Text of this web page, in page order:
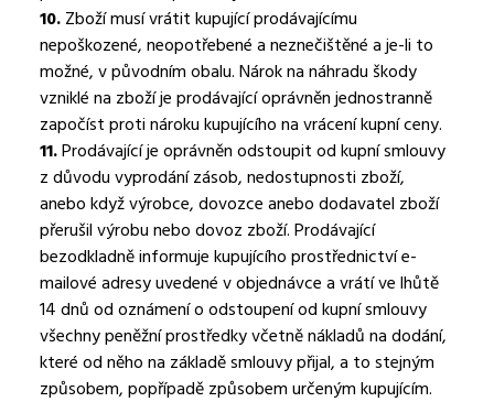
10.Zboží musí vrátit kupující prodávajícímu
nepoškozené, neopotřebené a neznečištěné a je-li to
možné, v původním obalu. Nárok na náhradu škody
vzniklé na zboží je prodávající oprávněn jednostranně
započíst proti nároku kupujícího na vrácení kupní ceny.
11.Prodávající je oprávněn odstoupit od kupní smlouvy
z důvodu vyprodání zásob, nedostupnosti zboží,
anebo když výrobce, dovozce anebo dodavatel zboží
přerušil výrobu nebo dovoz zboží. Prodávající
bezodkladně informuje kupujícího prostřednictví e-
mailové adresy uvedené v objednávce a vrátí ve lhůtě
14 dnů od oznámení o odstoupení od kupní smlouvy
všechny peněžní prostředky včetně nákladů na dodání,
které od něho na základě smlouvy přijal, a to stejným
způsobem, popřípadě způsobem určeným kupujícím.